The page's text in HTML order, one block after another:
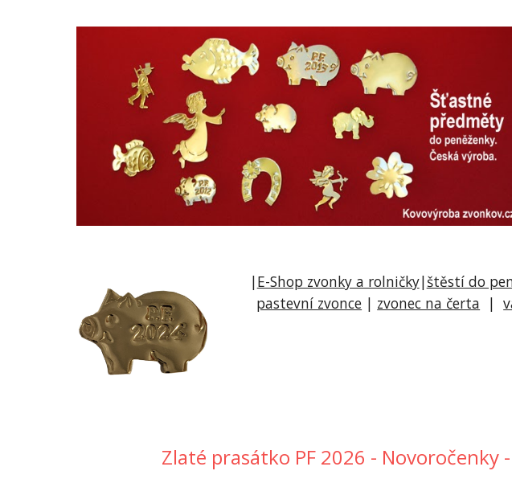
|E-Shop zvonky a rolničky|štěstí do
pastevní zvonce | zvonec na čerta |
Zlaté prasátko PF 2026 -